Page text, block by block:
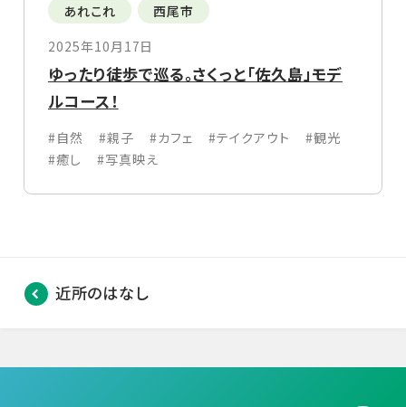
あれこれ
西尾市
2025年10月17日
ゆったり徒歩で巡る。さくっと「佐久島」モデ
ルコース！
#自然 #親子 #カフェ #テイクアウト
#観光
#癒し
#写真映え
近所のはなし